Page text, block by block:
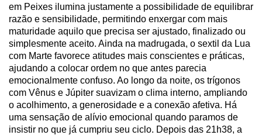
em Peixes ilumina justamente a possibilidade de equilibrar
razão e sensibilidade, permitindo enxergar com mais
maturidade aquilo que precisa ser ajustado, finalizado ou
simplesmente aceito. Ainda na madrugada, o sextil da Lua
com Marte favorece atitudes mais conscientes e práticas,
ajudando a colocar ordem no que antes parecia
emocionalmente confuso. Ao longo da noite, os trígonos
com Vênus e Júpiter suavizam o clima interno, ampliando
o acolhimento, a generosidade e a conexão afetiva. Há
uma sensação de alívio emocional quando paramos de
insistir no que já cumpriu seu ciclo. Depois das 21h38, a